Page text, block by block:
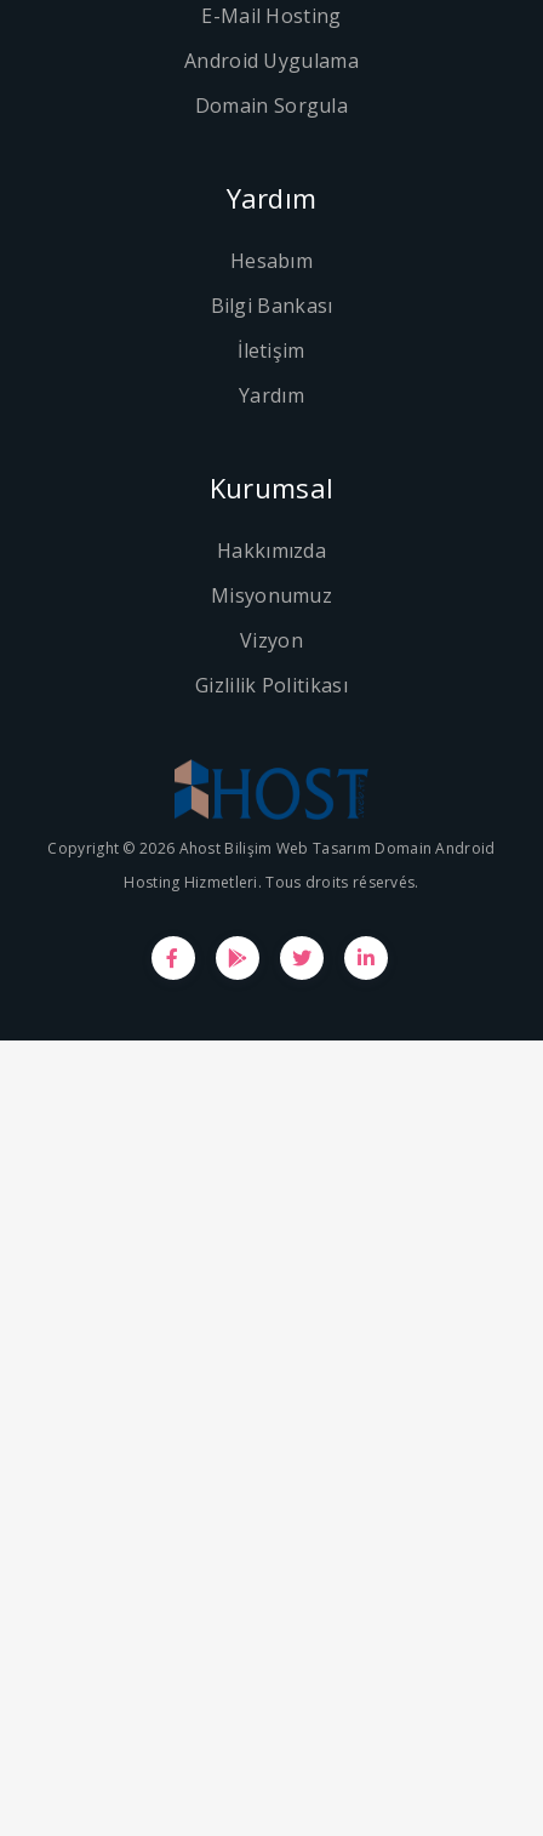
E-Mail Hosting
Android Uygulama
Domain Sorgula
Yardım
Hesabım
Bilgi Bankası
İletişim
Yardım
Kurumsal
Hakkımızda
Misyonumuz
Vizyon
Gizlilik Politikası
Copyright © 2026 Ahost Bilişim Web Tasarım Domain Android
Hosting Hizmetleri. Tous droits réservés.